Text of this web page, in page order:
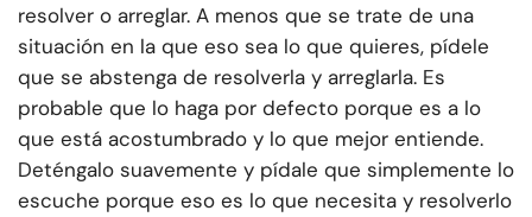
resolver o arreglar. A menos que se trate de una
situación en la que eso sea lo que quieres, pídele
que se abstenga de resolverla y arreglarla. Es
probable que lo haga por defecto porque es a lo
que está acostumbrado y lo que mejor entiende.
Deténgalo suavemente y pídale que simplemente lo
escuche porque eso es lo que necesita y resolverlo